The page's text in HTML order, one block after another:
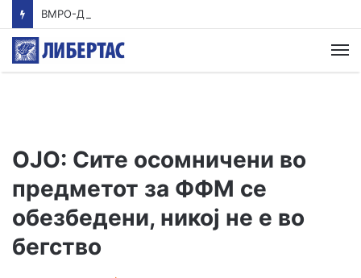
ОЈО: Сите осомничени во
предметот за ФФМ се
обезбедени, никој не е во
бегство